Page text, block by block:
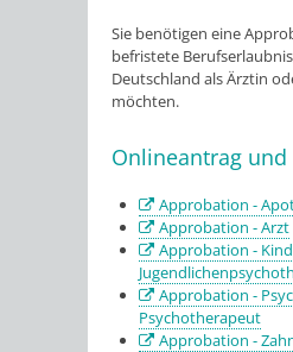
Sie benötigen eine
befristete
Deutschland als Ärztin
möchten.
Onlineantrag
Approbation -
Approbation - Arzt
Approbation -
Approbation -
Psychotherapeut
Approbation -